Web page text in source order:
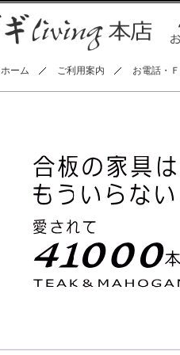
ホーム ご利用案内 お電話・